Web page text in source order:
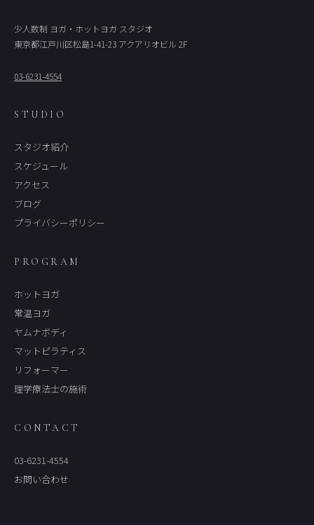
少人数制 ヨガ・ホットヨガ スタジオ
東京都江戸川区松島1-41-23 アクアリオビル 2F
03-6231-4554
STUDIO
スタジオ紹介
スケジュール
アクセス
ブログ
プライバシーポリシー
PROGRAM
ホットヨガ
常温ヨガ
ヤムナボディ
マットピラティス
リフォーマー
理学療法士の施術
CONTACT
03-6231-4554
お問い合わせ